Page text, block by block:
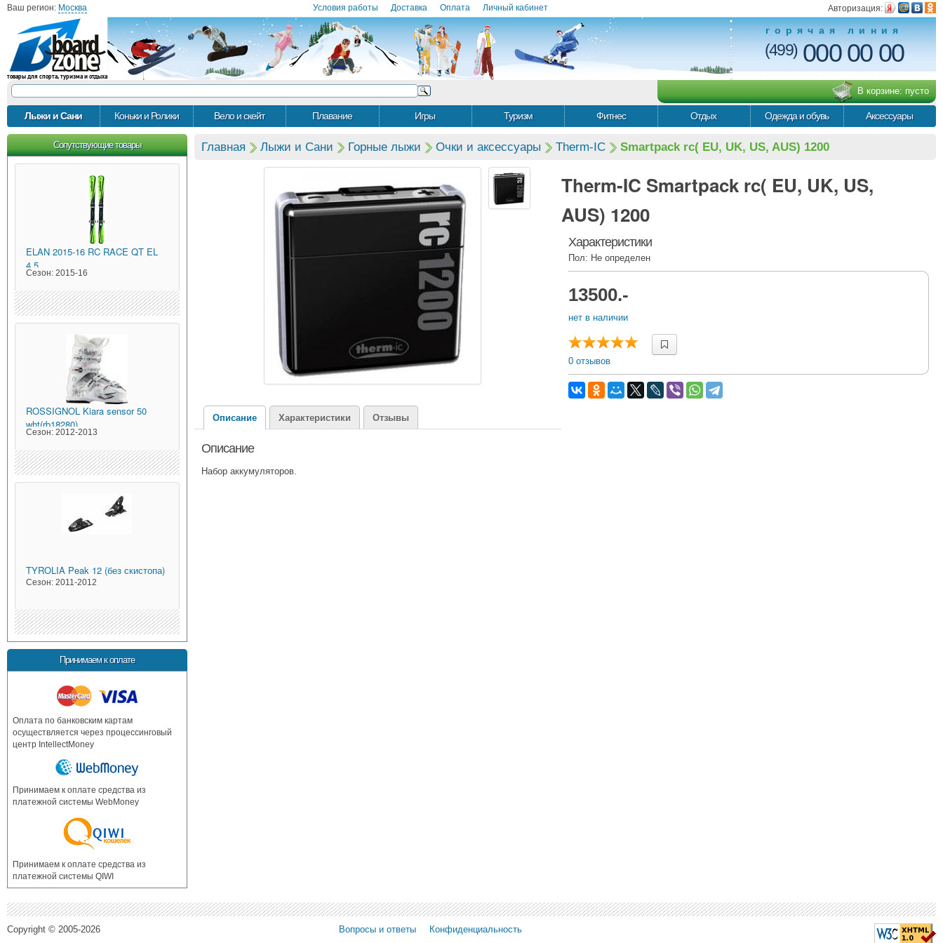
Ваш регион: Москва Условия работы Доставка Оплата Личный кабинет Авторизация:
товары для спорта, туризма и отдыха
горячая линия
(499)000 00 00
В корзине: пусто
Лыжи и Сани Коньки и Ролики Вело и скейт Плавание Игры Туризм Фитнес Отдых Одежда и обувь Аксессуары
Сопутствующие товары
ELAN 2015-16 RC RACE QT EL
4.5
Сезон: 2015-16
ROSSIGNOL Kiara sensor 50
wht(rb18280)
Сезон: 2012-2013
TYROLIA Peak 12 (без скистопа)
Сезон: 2011-2012
Принимаем к оплате
Оплата по банковским картам
осуществляется через процессинговый
центр IntellectMoney
Принимаем к оплате средства из
платежной системы WebMoney
Принимаем к оплате средства из
платежной системы QIWI
Главная Лыжи и Сани Горные лыжи Очки и аксессуары Therm-IC Smartpack rc( EU, UK, US, AUS) 1200
Therm-IC Smartpack rc( EU, UK, US,
AUS) 1200
Характеристики
Пол: Не определен
13500.-
нет в наличии
0 отзывов
Описание Характеристики Отзывы
Описание
Набор аккумуляторов.
Copyright © 2005-2026 Вопросы и ответы Конфиденциальность